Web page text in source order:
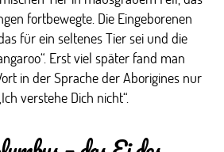
fortbewegte. Die Eingeborenen
für ein seltenes Tier sei und die
Erst viel später fand man
in der Sprache der Aborigines nur
verstehe Dich nicht“.